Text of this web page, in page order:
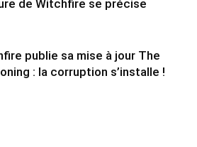
de Witchfire se précise
publie sa mise à jour The
: la corruption s’installe !